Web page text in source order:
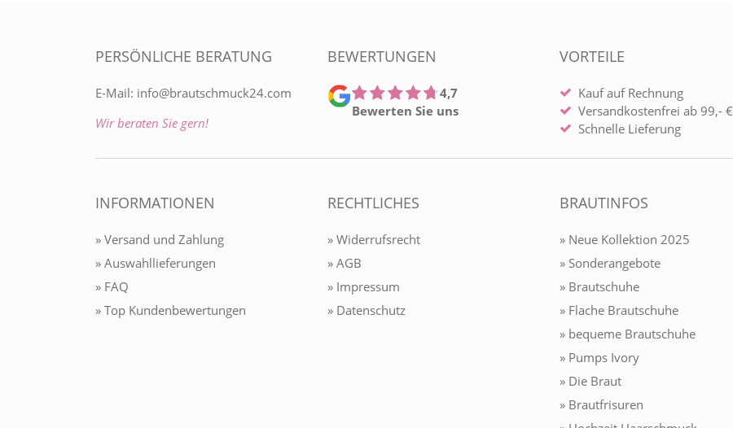
PERSÖNLICHE BERATUNG
E-Mail: info@brautschmuck24.com
Wir beraten Sie gern!
BEWERTUNGEN
4,7
Bewerten Sie uns
VORTEILE
Kauf auf Rechnung
Versandkostenfrei ab 99,- €
Schnelle Lieferung
INFORMATIONEN
» Versand und Zahlung
» Auswahllieferungen
» FAQ
» Top Kundenbewertungen
RECHTLICHES
» Widerrufsrecht
» AGB
» Impressum
» Datenschutz
BRAUTINFOS
» Neue Kollektion 2025
» Sonderangebote
» Brautschuhe
» Flache Brautschuhe
» bequeme Brautschuhe
» Pumps Ivory
» Die Braut
» Brautfrisuren